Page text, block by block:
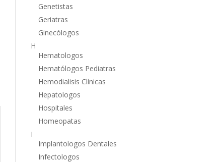
Genetistas
Geriatras
Ginecólogos
H
Hematologos
Hematólogos Pediatras
Hemodialisis Clínicas
Hepatologos
Hospitales
Homeopatas
I
Implantologos Dentales
Infectologos